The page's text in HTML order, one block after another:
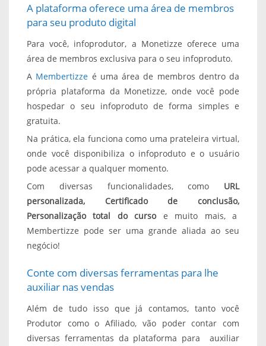
A plataforma oferece uma área de membros
para seu produto digital
Para você, infoprodutor, a Monetizze oferece uma
área de membros exclusiva para o seu infoproduto.
A Membertizze é uma área de membros dentro da
própria plataforma da Monetizze, onde você pode
hospedar o seu infoproduto de forma simples e
gratuita.
Na prática, ela funciona como uma prateleira virtual,
onde você disponibiliza o infoproduto e o usuário
pode acessar a qualquer momento.
Com diversas funcionalidades, como URL
personalizada, Certificado de conclusão,
Personalização total do cursoe muito mais, a
Membertizze pode ser uma grande aliada ao seu
negócio!
Conte com diversas ferramentas para lhe
auxiliar nas vendas
Além de tudo isso que já contamos, tanto você
Produtor como o Afiliado, vão poder contar com
diversas ferramentas da plataforma para auxiliar